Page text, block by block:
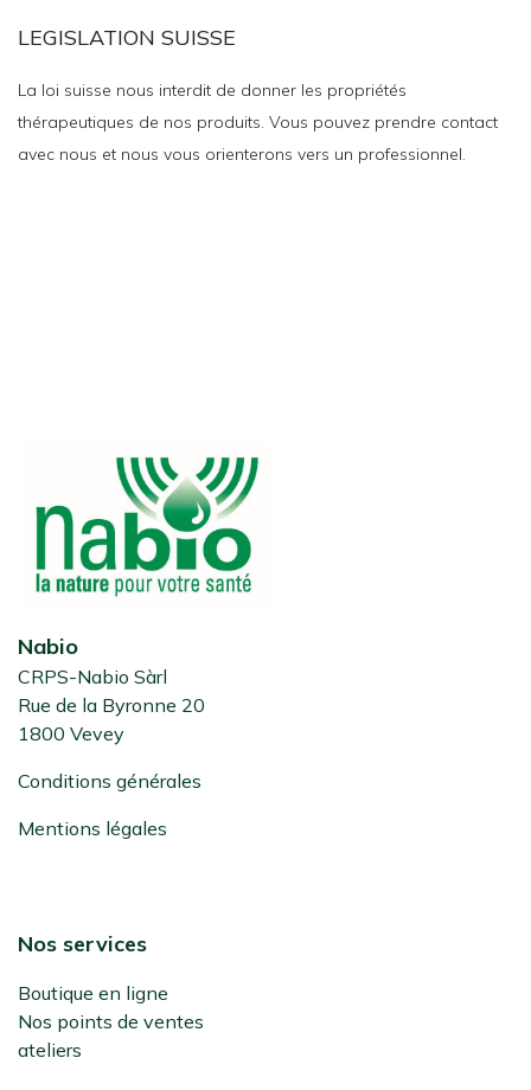
LEGISLATION SUISSE
La loi suisse nous interdit de donner les propriétés
thérapeutiques de nos produits. Vous pouvez prendre contact
avec nous et nous vous orienterons vers un professionnel.
Nabio
CRPS-Nabio Sàrl
Rue de la Byronne 20
1800 Vevey
Conditions générales
Mentions légales
Nos services
Boutique en ligne
Nos points de ventes
ateliers